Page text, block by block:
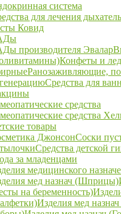
система
для лечения
Ковид
производителя Эвалар
Конфеты и
Ранозаживляющие,
Средства для
средства
средства
товары
ДжонсонСоски
Средства детской
за младенцами
медицинского
мед назнач (Шприцы)
на беременность)
Изделия мед